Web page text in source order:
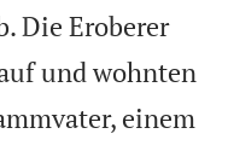
Die Eroberer
und wohnten
einem